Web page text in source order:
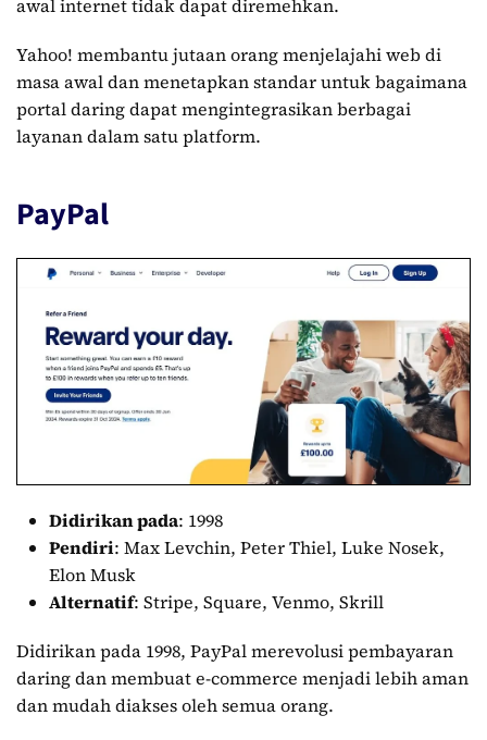
awal internet tidak dapat diremehkan.
Yahoo! membantu jutaan orang menjelajahi web di
masa awal dan menetapkan standar untuk bagaimana
portal daring dapat mengintegrasikan berbagai
layanan dalam satu platform.
PayPal
Didirikan pada: 1998
Pendiri: Max Levchin, Peter Thiel, Luke Nosek,
Elon Musk
Alternatif: Stripe, Square, Venmo, Skrill
Didirikan pada 1998, PayPal merevolusi pembayaran
daring dan membuat e-commerce menjadi lebih aman
dan mudah diakses oleh semua orang.